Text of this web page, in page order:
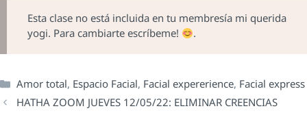
Esta clase no está incluida en tu membresía mi querida
yogi. Para cambiarte escríbeme!
.
Amor total, Espacio Facial, Facial expererience, Facial express
HATHA ZOOM JUEVES 12/05/22: ELIMINAR CREENCIAS